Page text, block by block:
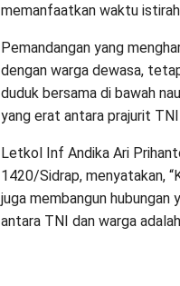
memanfaatkan waktu
Pemandangan yang
dengan warga dewasa,
duduk bersama di bawah
yang erat antara prajurit
Letkol Inf Andika Ari
1420/Sidrap, menyatakan,
juga membangun
antara TNI dan warga